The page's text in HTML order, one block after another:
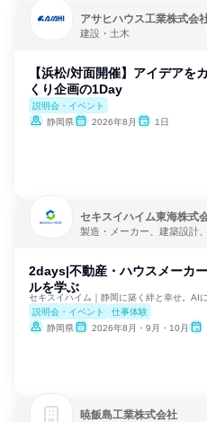
アサヒハウス工業株式会
建設・土木
【浜松/対面開催】アイデアを
くり企画の1Day
説明会・イベント
静岡県
2026年8月 1日
セキスイハイム東海株式
製造・メーカー、建築設計
2days|不動産・ハウスメーカ
ルを学ぶ
セキスイハイム｜静岡に築く絆と幸せ。AI
説明会・イベント
仕事体験
静岡県
2026年8月・9月・10月
暁飯島工業株式会社